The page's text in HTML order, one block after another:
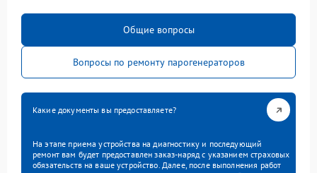
Общие вопросы
Вопросы по ремонту парогенераторов
Какие документы вы предоставляете?
На этапе приема устройства на диагностику и последующий
ремонт вам будет предоставлен заказ-наряд с указанием страховых
обязательств на ваше устройство. Далее, после выполнения работ